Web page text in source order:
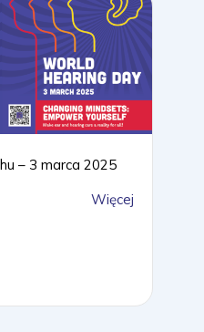
– 3 marca 2025
Więcej